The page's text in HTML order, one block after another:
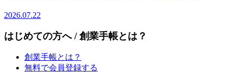
2026.07.22
はじめての方へ / 創業手帳とは？
創業手帳とは？
無料で会員登録する